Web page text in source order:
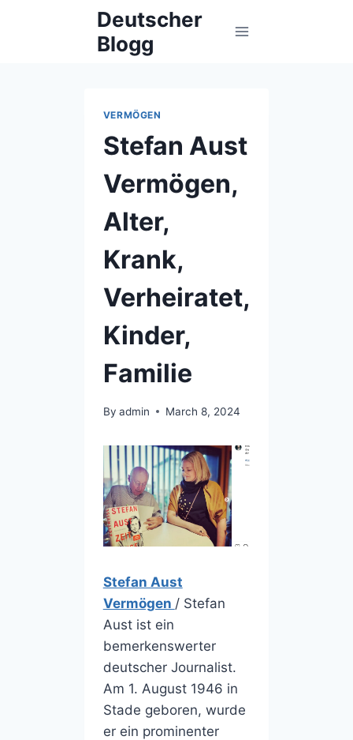
Deutscher
Blogg
VERMÖGEN
Stefan Aust
Vermögen,
Alter,
Krank,
Verheiratet,
Kinder,
Familie
By admin March 8, 2024
Stefan Aust
Vermögen / Stefan
Aust ist ein
bemerkenswerter
deutscher Journalist.
Am 1. August 1946 in
Stade geboren, wurde
er ein prominenter